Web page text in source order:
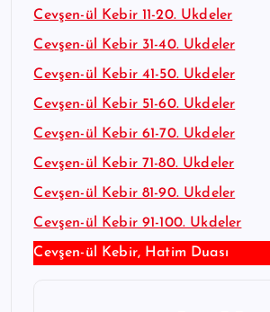
Cevşen-ül Kebir 11-20. Ukdeler
Cevşen-ül Kebir 31-40. Ukdeler
Cevşen-ül Kebir 41-50. Ukdeler
Cevşen-ül Kebir 51-60. Ukdeler
Cevşen-ül Kebir 61-70. Ukdeler
Cevşen-ül Kebir 71-80. Ukdeler
Cevşen-ül Kebir 81-90. Ukdeler
Cevşen-ül Kebir 91-100. Ukdeler
Cevşen-ül Kebir, Hatim Duası